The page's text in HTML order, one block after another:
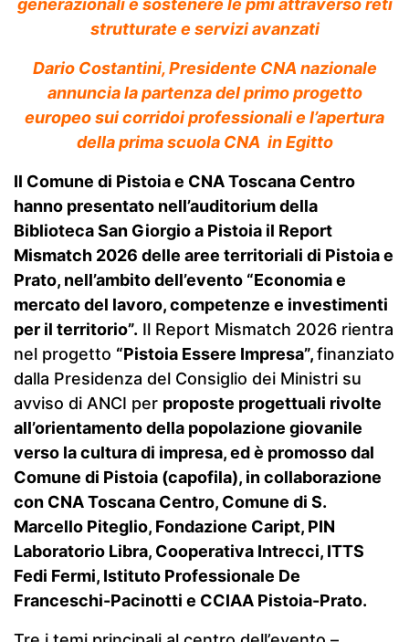
generazionali e sostenere le pmi attraverso reti
strutturate e servizi avanzati
Dario Costantini, Presidente CNA nazionale
annuncia la partenza del primo progetto
europeo sui corridoi professionali e l’apertura
della prima scuola CNA in Egitto
Il Comune di Pistoia e CNA Toscana Centro
hanno presentato nell’auditorium della
Biblioteca San Giorgio a Pistoia il Report
Mismatch 2026 delle aree territoriali di Pistoia e
Prato, nell’ambito dell’evento “Economia e
mercato del lavoro, competenze e investimenti
per il territorio”. Il Report Mismatch 2026 rientra
nel progetto “Pistoia Essere Impresa”,finanziato
dalla Presidenza del Consiglio dei Ministri su
avviso di ANCI per proposte progettuali rivolte
all’orientamento della popolazione giovanile
verso la cultura di impresa, ed è promosso dal
Comune di Pistoia (capofila), in collaborazione
con CNA Toscana Centro, Comune di S.
Marcello Piteglio, Fondazione Caript, PIN
Laboratorio Libra, Cooperativa Intrecci, ITTS
Fedi Fermi, Istituto Professionale De
Franceschi-Pacinotti e CCIAA Pistoia-Prato.